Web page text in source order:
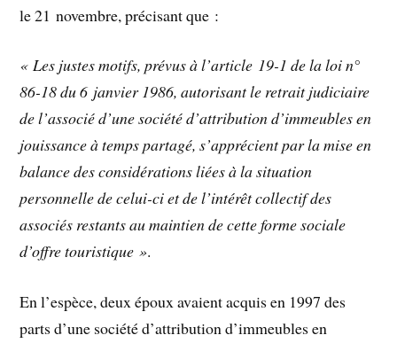
le 21 novembre, précisant que :
« Les justes motifs, prévus à l’article 19-1 de la loi n°
86-18 du 6 janvier 1986, autorisant le retrait judiciaire
de l’associé d’une société d’attribution d’immeubles en
jouissance à temps partagé, s’apprécient par la mise en
balance des considérations liées à la situation
personnelle de celui-ci et de l’intérêt collectif des
associés restants au maintien de cette forme sociale
d’offre touristique ».
En l’espèce, deux époux avaient acquis en 1997 des
parts d’une société d’attribution d’immeubles en